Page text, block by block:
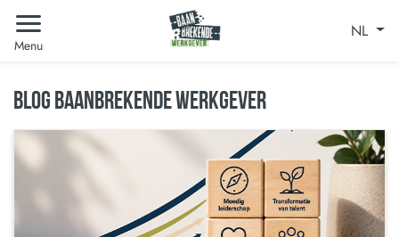
Menu
NL
BLOG BAANBREKENDE WERKGEVER